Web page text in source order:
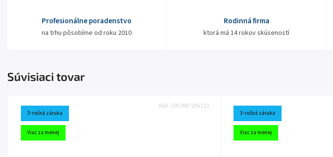
Profesionálne poradenstvo
na trhu pôsobíme od roku 2010
Rodinná firma
ktorá má 14 rokov skúseností
Súvisiaci tovar
3-ročná záruka
Viac za menej
Kód: 5903887206723
3-ročná záruka
Viac za menej